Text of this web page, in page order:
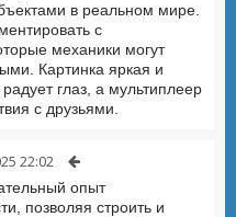
в реальном мире.
с
механики могут
Картинка яркая и
глаз, а мультиплеер
с друзьями.
22:02
опыт
позволяя строить и